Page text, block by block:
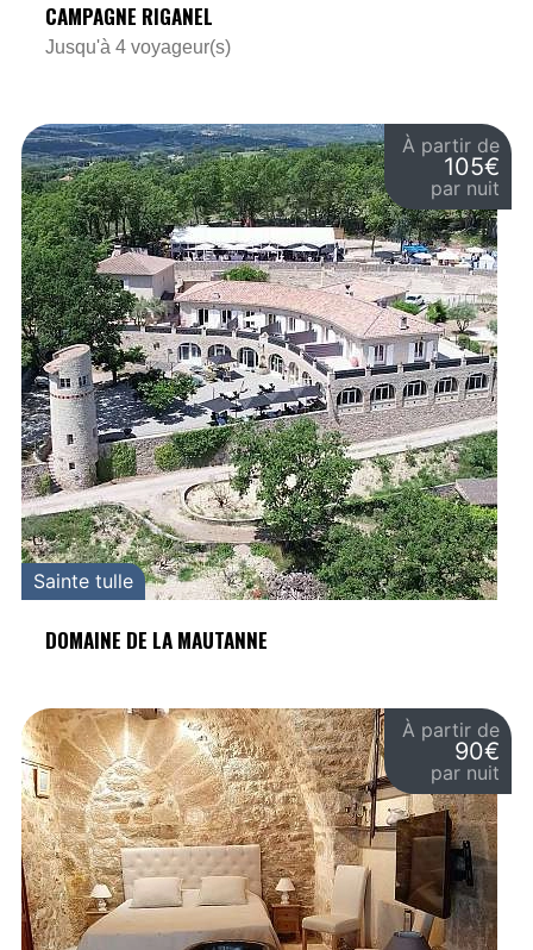
CAMPAGNE RIGANEL
Jusqu'à 4 voyageur(s)
À partir de
105€
par nuit
Sainte tulle
DOMAINE DE LA MAUTANNE
À partir de
90€
par nuit